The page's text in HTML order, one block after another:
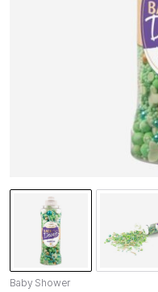
Baby Shower